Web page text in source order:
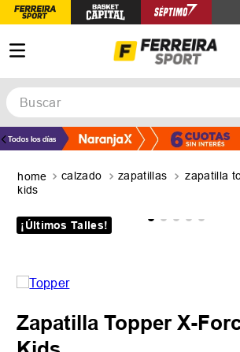
Buscar
TÉRMINOS MÁS BUSCADOS
2.
calzado zapatillas
zapatilla
kids
¡Últimos Talles!
Zapatilla Topper X-